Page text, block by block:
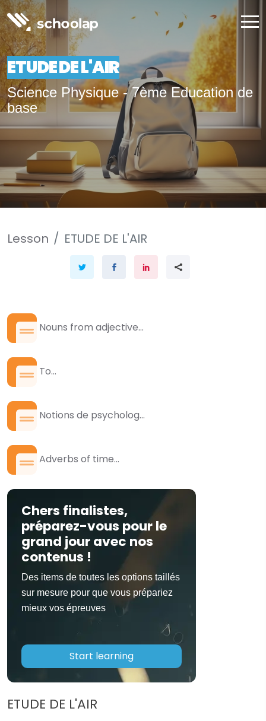
ETUDE DE L'AIR
Science Physique - 7ème Education de
base
Lesson ETUDE DE L'AIR
Nouns from adjective...
To...
Notions de psycholog...
Adverbs of time...
Chers finalistes,
préparez-vous pour le
grand jour avec nos
contenus !
Des items de toutes les options taillés
sur mesure pour que vous prépariez
mieux vos épreuves
Start learning
ETUDE DE L'AIR